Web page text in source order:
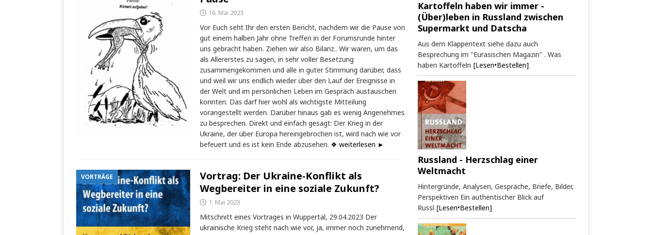
16. Mai 2023
Vor Euch seht Ihr den ersten Bericht, nachdem wir die Pause von
gut einem halben Jahr ohne Treffen in der Forumsrunde hinter
uns gebracht haben. Ziehen wir also Bilanz.. Wir waren, um das
als Allererstes zu sagen, in sehr voller Besetzung
zusammengekommen und alle in guter Stimmung darüber, dass
und weil wir uns endlich wieder über den Lauf der Ereignisse in
der Welt und im persönlichen Leben im Gespräch austauschen
konnten. Das darf hier wohl als wichtigste Mitteilung
vorangestellt werden. Darüber hinaus gab es wenig Angenehmes
zu besprechen. Direkt und einfach gesagt: Der Krieg in der
Ukraine, der über Europa hereingebrochen ist, wird nach wie vor
befeuert und es ist kein Ende abzusehen. ❖ weiterlesen ►
VORTRÄGE
Vortrag: Der Ukraine-Konflikt als
Wegbereiter in eine soziale Zukunft?
1. Mai 2023
Mitschnitt eines Vortrages in Wuppertal, 29.04.2023 Der
ukrainische Krieg steht nach wie vor, ja, immer noch zunehmend,
Kartoffeln haben wir immer -
(Über)leben in Russland zwischen
Supermarkt und Datscha
Aus dem Klappentext siehe dazu auch
Besprechung im "Eurasischen Magazin" . Was
haben Kartoffeln [Lesen•Bestellen]
Russland - Herzschlag einer
Weltmacht
Hintergründe, Analysen, Gespräche, Briefe, Bilder,
Perspektiven Ein authentischer Blick auf
Russl [Lesen•Bestellen]